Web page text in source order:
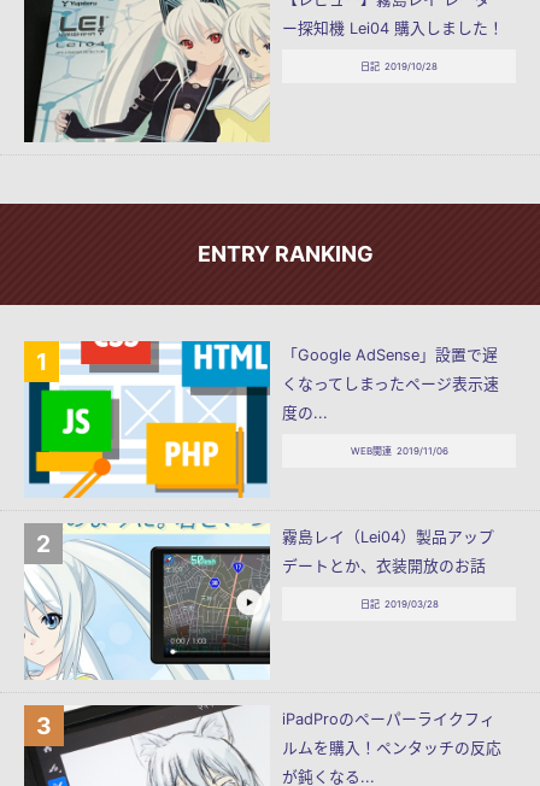
ー探知機 Lei04 購入しました！
日記 2019/10/28
ENTRY RANKING
「Google AdSense」設置で遅
くなってしまったページ表示速
度の...
WEB関連 2019/11/06
霧島レイ（Lei04）製品アップ
デートとか、衣装開放のお話
日記 2019/03/28
iPadProのペーパーライクフィ
ルムを購入！ペンタッチの反応
が鈍くなる...